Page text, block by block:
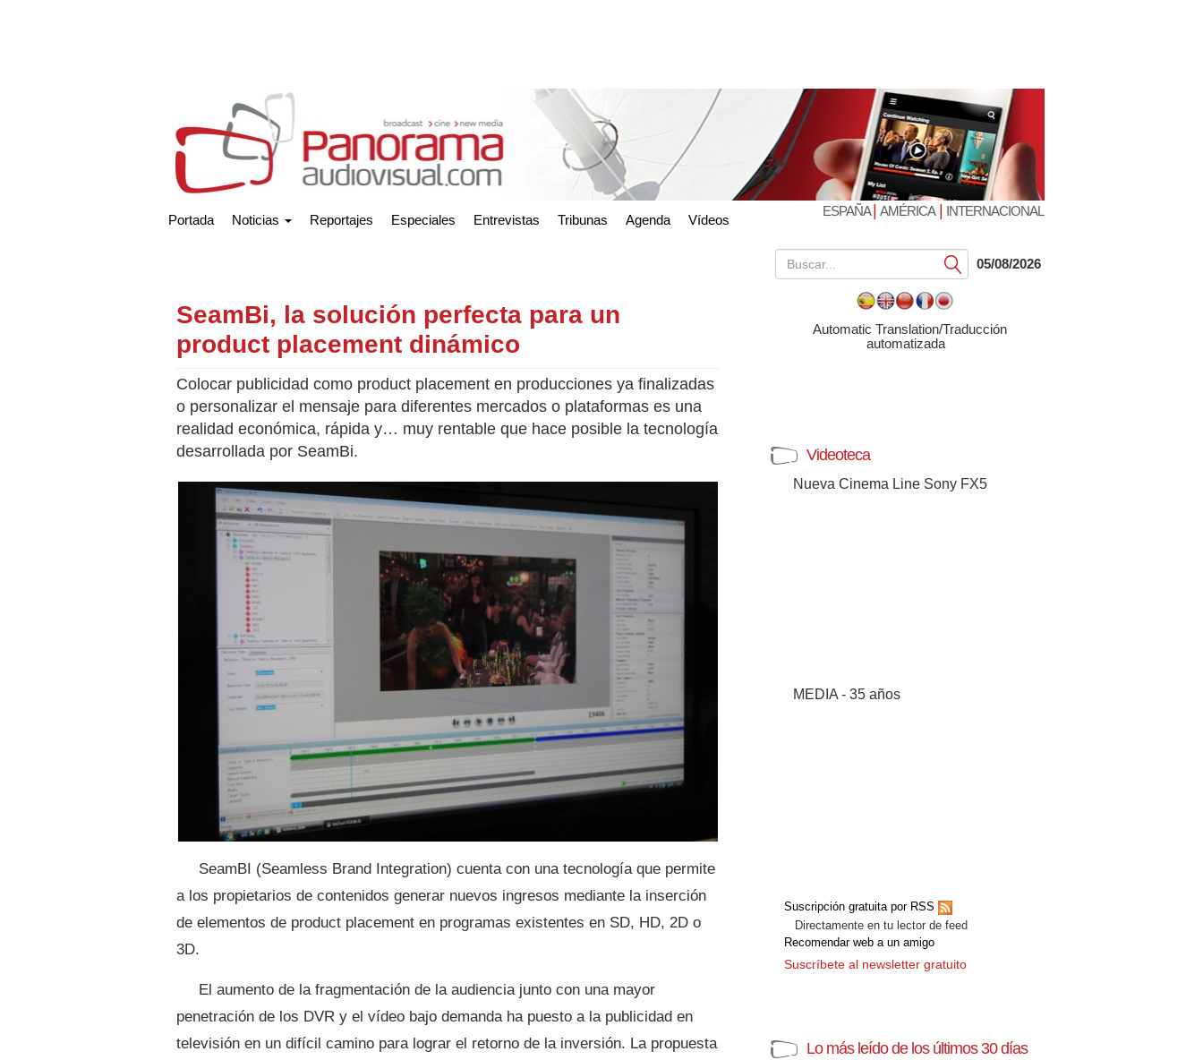
Portada Noticias Reportajes Especiales Entrevistas Tribunas Agenda Vídeos
ESPAÑA| AMÉRICA| INTERNACIONAL
SeamBi, la solución perfecta para un
product placement dinámico
Colocar publicidad como product placement en producciones ya finalizadas
o personalizar el mensaje para diferentes mercados o plataformas es una
realidad económica, rápida y… muy rentable que hace posible la tecnología
desarrollada por SeamBi.
SeamBI (Seamless Brand Integration) cuenta con una tecnología que permite
a los propietarios de contenidos generar nuevos ingresos mediante la inserción
de elementos de product placement en programas existentes en SD, HD, 2D o
3D.
El aumento de la fragmentación de la audiencia junto con una mayor
penetración de los DVR y el vídeo bajo demanda ha puesto a la publicidad en
televisión en un difícil camino para lograr el retorno de la inversión. La propuesta
Submit05/08/2026
Automatic Translation/Traducción
automatizada
Videoteca
Nueva Cinema Line Sony FX5
MEDIA - 35 años
Suscripción gratuita por RSS
Directamente en tu lector de feed
Recomendar web a un amigo
Suscríbete al newsletter gratuito
Lo más leído de los últimos 30 días